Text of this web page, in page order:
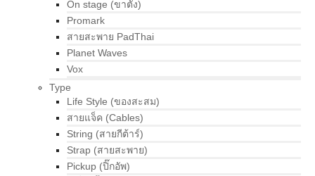
On stage (ขาตั้ง)
Promark
สายสะพาย PadThai
Planet Waves
Vox
Type
Life Style (ของสะสม)
สายแจ็ค (Cables)
String (สายกีต้าร์)
Strap (สายสะพาย)
Pickup (ปิ๊กอัพ)